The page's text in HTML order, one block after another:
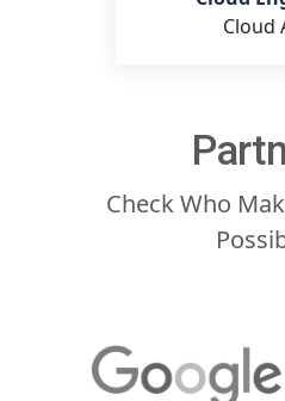
Cloud
Check Who